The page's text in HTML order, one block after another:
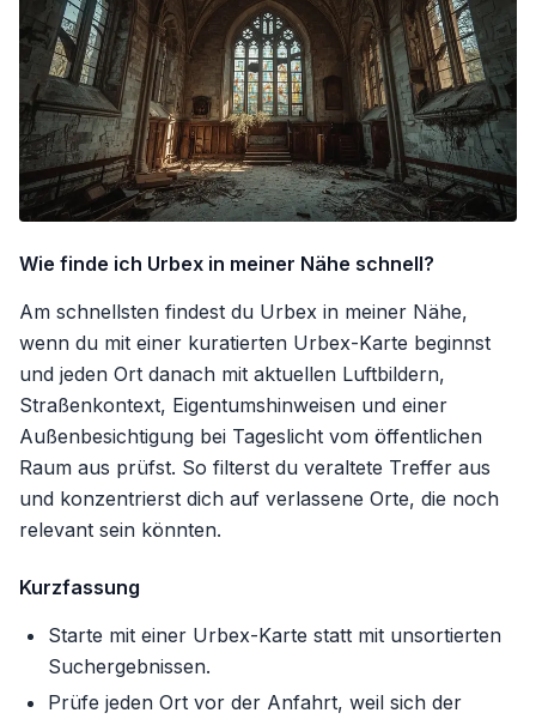
Wie finde ich Urbex in meiner Nähe schnell?
Am schnellsten findest du Urbex in meiner Nähe,
wenn du mit einer kuratierten Urbex-Karte beginnst
und jeden Ort danach mit aktuellen Luftbildern,
Straßenkontext, Eigentumshinweisen und einer
Außenbesichtigung bei Tageslicht vom öffentlichen
Raum aus prüfst. So filterst du veraltete Treffer aus
und konzentrierst dich auf verlassene Orte, die noch
relevant sein könnten.
Kurzfassung
Starte mit einer Urbex-Karte statt mit unsortierten
Suchergebnissen.
Prüfe jeden Ort vor der Anfahrt, weil sich der